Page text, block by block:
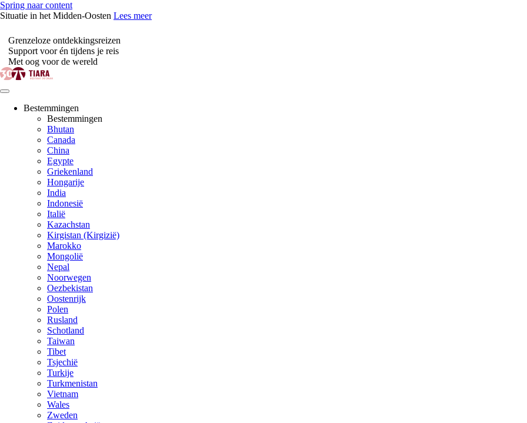
Spring naar content
Situatie in het Midden-Oosten Lees meer
Grenzeloze ontdekkingsreizen
Support voor én tijdens je reis
Met oog voor de wereld
Bestemmingen
Bestemmingen
Bhutan
Canada
China
Egypte
Griekenland
Hongarije
India
Indonesië
Italië
Kazachstan
Kirgistan (Kirgizië)
Marokko
Mongolië
Nepal
Noorwegen
Oezbekistan
Oostenrijk
Polen
Rusland
Schotland
Taiwan
Tibet
Tsjechië
Turkije
Turkmenistan
Vietnam
Wales
Zweden